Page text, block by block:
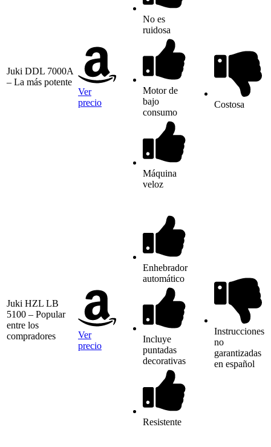
Juki DDL 7000A
– La más potente
Ver
precio
No es
ruidosa
Motor de
bajo
consumo
Máquina
veloz
Costosa
Juki HZL LB
5100 – Popular
entre los
compradores
Ver
precio
Enhebrador
automático
Incluye
puntadas
decorativas
Resistente
Instrucciones
no
garantizadas
en español